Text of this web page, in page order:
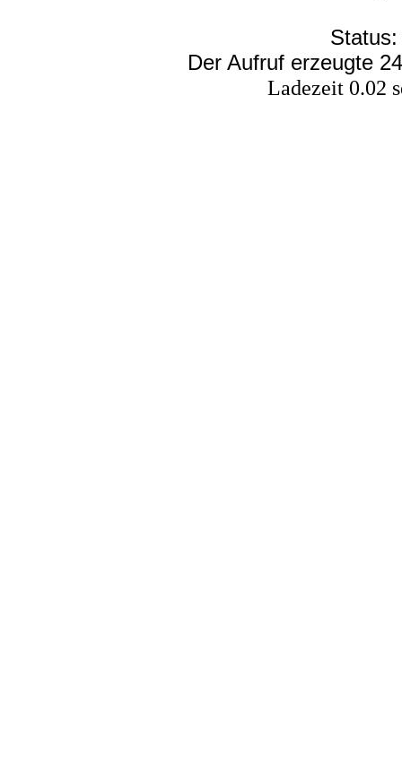
Der Aufruf erzeugte
Ladezeit 0.02